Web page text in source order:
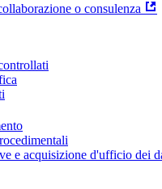
o consulenza
e acquisizione d'ufficio dei